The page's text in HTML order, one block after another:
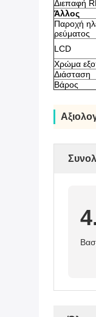
Διεπαφή
Άλλος
Παροχή
ρεύματος
LCD
Χρώμα
Διάσταση
Βάρος